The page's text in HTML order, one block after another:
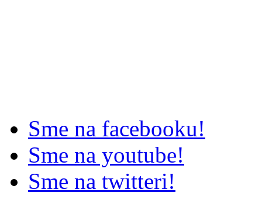
Sme na facebooku!
Sme na youtube!
Sme na twitteri!